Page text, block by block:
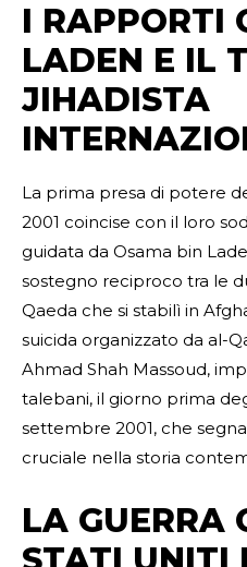
I RAPPORTI
LADEN E IL
JIHADISTA
La prima presa di potere
2001 coincise con il loro
guidata da Osama bin
sostegno reciproco tra le
Qaeda che si stabilì in
suicida organizzato da al-
Ahmad Shah Massoud,
talebani, il giorno prima
settembre 2001, che
cruciale nella storia
LA GUERRA